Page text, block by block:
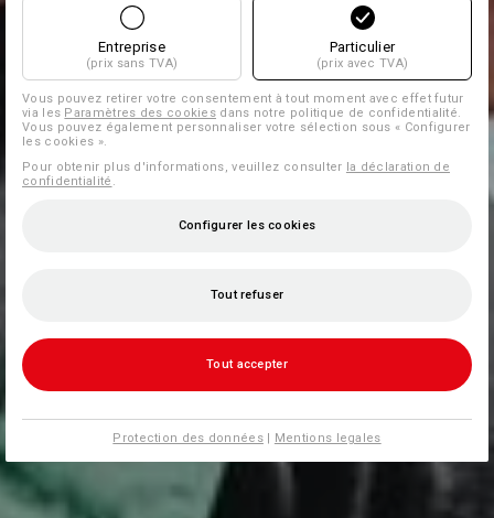
Entreprise
(prix sans TVA)
Particulier
(prix avec TVA)
Vous pouvez retirer votre consentement à tout moment avec effet futur
via les Paramètres des cookies dans notre politique de confidentialité.
Vous pouvez également personnaliser votre sélection sous « Configurer
les cookies ».
Pour obtenir plus d'informations, veuillez consulter la déclaration de
confidentialité
Configurer les cookies
Tout refuser
Tout accepter
Protection des données| Mentions legales